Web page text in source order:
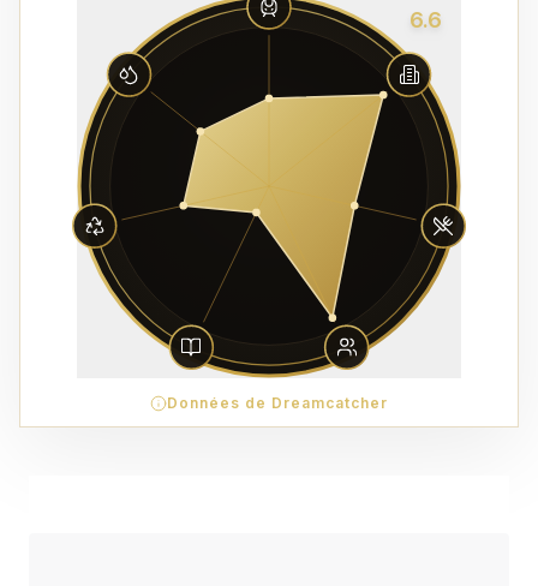
6.6
Données de Dreamcatcher